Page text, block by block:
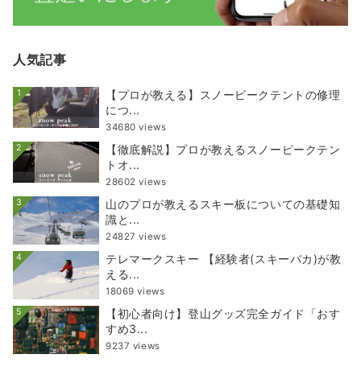
人気記事
1
【プロが教える】スノーピークテントの修理
につ...
34680 views
2
【徹底解説】プロが教えるスノーピークテン
トオ...
28602 views
3
山のプロが教えるスキー板についての基礎知
識と...
24827 views
4
テレマークスキー 【経験者(スキーバカ)が教
える...
18069 views
5
【初心者向け】登山グッズ完全ガイド「おす
すめ3...
9237 views